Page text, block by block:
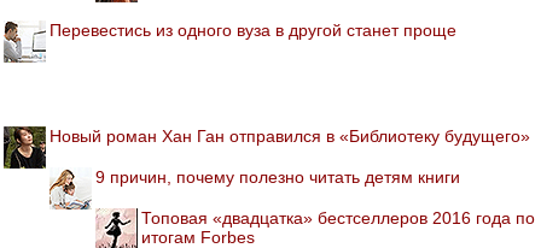
Перевестись из одного вуза в другой станет проще
Новый роман Хан Ган отправился в «Библиотеку будущего»
9 причин, почему полезно читать детям книги
Топовая «двадцатка» бестселлеров 2016 года по
итогам Forbes